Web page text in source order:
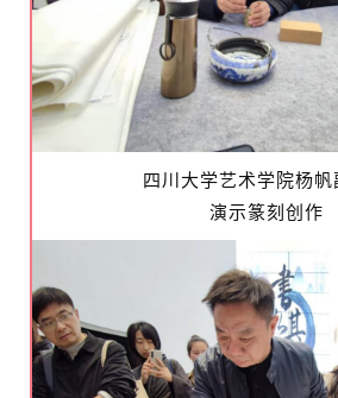
四川大学艺术学院杨帆
演示篆刻创作